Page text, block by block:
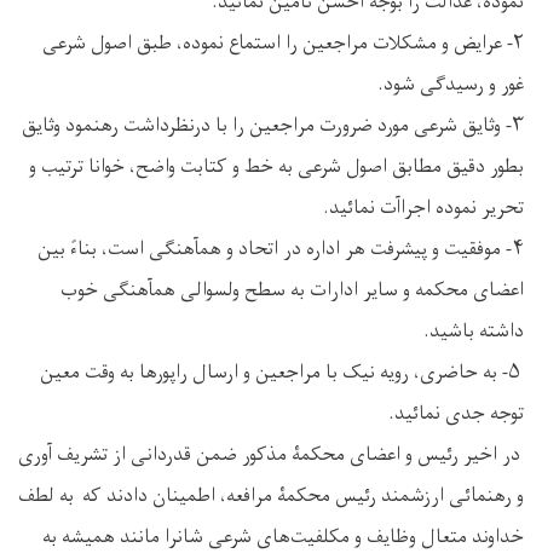
۲- عرایض و مشکلات مراجعین را استماع نموده، طبق اصول شرعی
غور و رسیدگی شود.
۳- وثایق شرعی مورد ضرورت مراجعین را با درنظرداشت رهنمود وثایق
بطور دقیق مطابق اصول شرعی به خط و کتابت واضح، خوانا ترتیب و
تحریر نموده اجراآت نمائید.
۴- موفقیت و پیشرفت هر اداره در اتحاد و همآهنگی است، بناءً بین
اعضای محکمه و سایر ادارات به سطح ولسوالی همآهنگی خوب
داشته باشید.
۵- به حاضری، رویه نیک با مراجعین و ارسال راپورها به وقت معین
توجه جدی نمائید.
در اخیر رئیس و اعضای محکمۀ مذکور ضمن قدردانی از تشریف آوری
و رهنمائی ارزشمند رئیس محکمۀ مرافعه، اطمینان دادند که به لطف
خداوند متعال وظایف و مکلفیت‌های شرعی شانرا مانند همیشه به